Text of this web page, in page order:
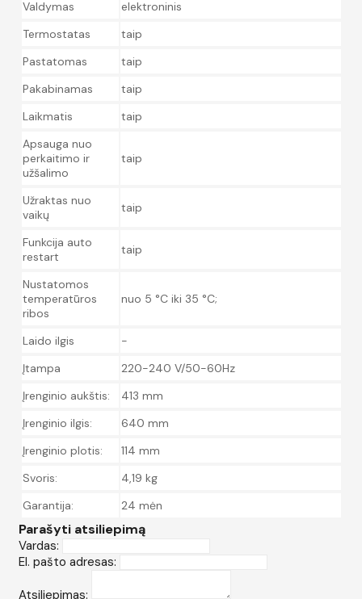
Valdymas
elektroninis
Termostatas
taip
Pastatomas
taip
Pakabinamas
taip
Laikmatis
taip
Apsauga nuo
perkaitimo ir
užšalimo
taip
Užraktas nuo
vaikų
taip
Funkcija auto
restart
taip
Nustatomos
temperatūros
ribos
nuo 5 °C iki 35 °C;
Laido ilgis
-
Įtampa
220-240 V/50-60Hz
Įrenginio aukštis:
413 mm
Įrenginio ilgis:
640 mm
Įrenginio plotis:
114 mm
Svoris:
4,19 kg
Garantija:
24 mėn
Parašyti atsiliepimą
Vardas:
El. pašto adresas:
Atsiliepimas: